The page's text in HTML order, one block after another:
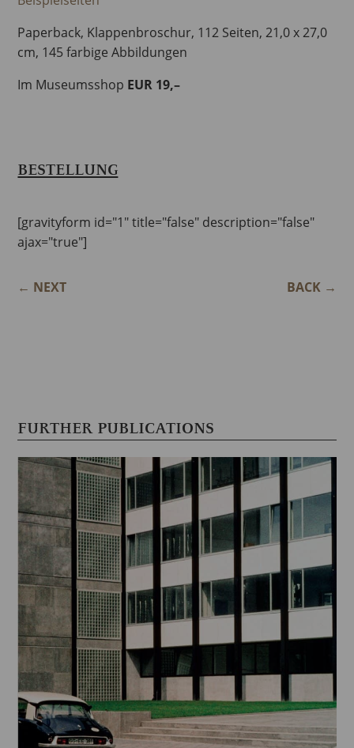
Paperback, Klappenbroschur, 112 Seiten, 21,0 x 27,0
cm, 145 farbige Abbildungen
Im Museumsshop EUR 19,–
BESTELLUNG
[gravityform id="1" title="false" description="false"
ajax="true"]
← NEXT BACK→
FURTHER PUBLICATIONS